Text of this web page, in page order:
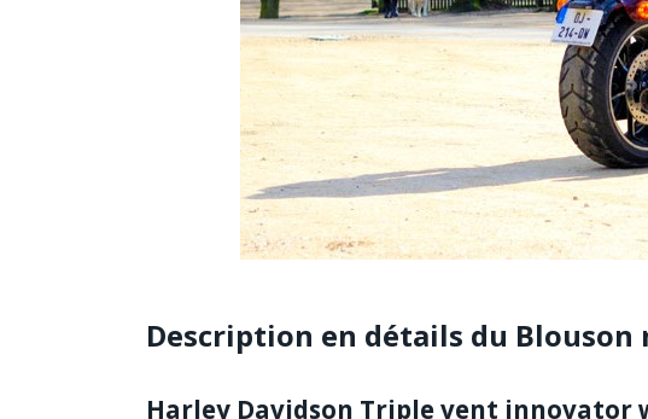
Description en détails du Blouson
Harley Davidson Triple vent innovator